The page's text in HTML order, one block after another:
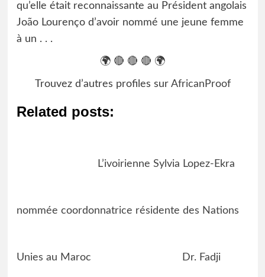
qu’elle était reconnaissante au Président angolais
João Lourenço d’avoir nommé une jeune femme
à un . . .
🌍 🔴 🔴 🔴 🌍
Trouvez d’autres profiles sur AfricanProof
Related posts:
L’ivoirienne Sylvia Lopez-Ekra
nommée coordonnatrice résidente des Nations
Unies au Maroc Dr. Fadji